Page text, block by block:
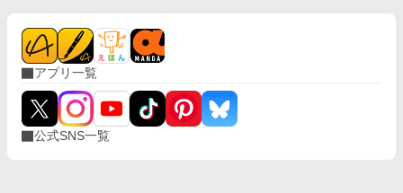
アプリ一覧
公式SNS一覧